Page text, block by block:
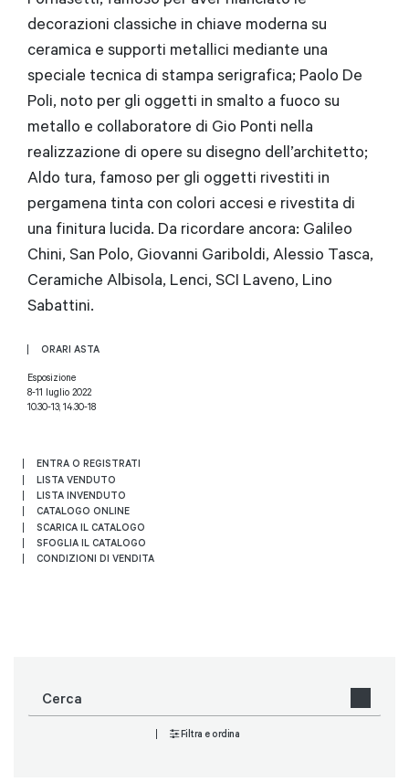
decorazioni classiche in chiave moderna su
ceramica e supporti metallici mediante una
speciale tecnica di stampa serigrafica; Paolo De
Poli, noto per gli oggetti in smalto a fuoco su
metallo e collaboratore di Gio Ponti nella
realizzazione di opere su disegno dell’architetto;
Aldo tura, famoso per gli oggetti rivestiti in
pergamena tinta con colori accesi e rivestita di
una finitura lucida. Da ricordare ancora: Galileo
Chini, San Polo, Giovanni Gariboldi, Alessio Tasca,
Ceramiche Albisola, Lenci, SCI Laveno, Lino
Sabattini.
ORARI ASTA
Esposizione
8-11 luglio 2022
10.30-13; 14.30-18
ENTRA O REGISTRATI
LISTA VENDUTO
LISTA INVENDUTO
CATALOGO ONLINE
SCARICA IL CATALOGO
SFOGLIA IL CATALOGO
CONDIZIONI DI VENDITA
Filtra e ordina